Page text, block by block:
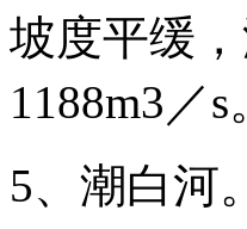
坡度平缓
1188m3／s
5、潮白河。